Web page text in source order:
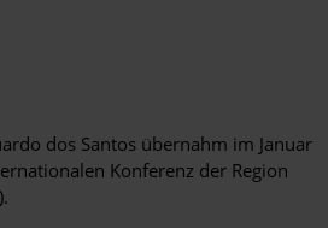
dos Santos übernahm im Januar
Konferenz der Region